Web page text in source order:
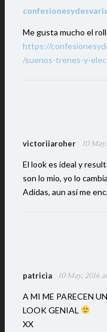
Me gusta mucho el
https://
/suenos-trenes-y-
victoriiaroher 10
El look es ideal y
son lo mio, yo lo
Adidas, aun así me
patricia 10 May, 2016
A MI ME PARECEN
LOOK GENIAL
XX